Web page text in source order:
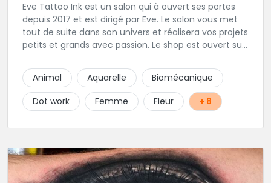
Eve Tattoo Ink est un salon qui à ouvert ses portes
depuis 2017 et est dirigé par Eve. Le salon vous met
tout de suite dans son univers et réalisera vos projets
petits et grands avec passion. Le shop est ouvert sur
Joignable par SMS pour toutes demande de RDV
Animal Aquarelle
Biomécanique
Dot work
Femme Fleur + 8